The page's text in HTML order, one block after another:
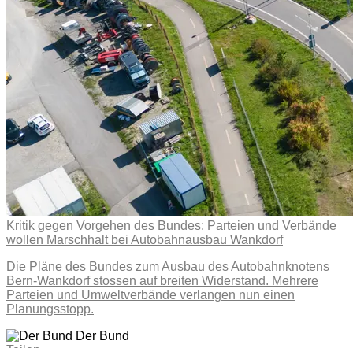
Kritik gegen Vorgehen des Bundes: Parteien und Verbände
wollen Marschhalt bei Autobahnausbau Wankdorf
Die Pläne des Bundes zum Ausbau des Autobahnknotens
Bern-Wankdorf stossen auf breiten Widerstand. Mehrere
Parteien und Umweltverbände verlangen nun einen
Planungsstopp.
Der Bund